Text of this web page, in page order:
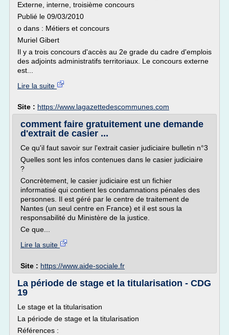
Externe, interne, troisième concours
Publié le 09/03/2010
o dans : Métiers et concours
Muriel Gibert
Il y a trois concours d'accès au 2e grade du cadre d'emplois
des adjoints administratifs territoriaux. Le concours externe
est...
Lire la suite
Site : https://www.lagazettedescommunes.com
comment faire gratuitement une demande
d'extrait de casier ...
Ce qu'il faut savoir sur l'extrait casier judiciaire bulletin n°3
Quelles sont les infos contenues dans le casier judiciaire
?
Concrètement, le casier judiciaire est un fichier
informatisé qui contient les condamnations pénales des
personnes. Il est géré par le centre de traitement de
Nantes (un seul centre en France) et il est sous la
responsabilité du Ministère de la justice.
Ce que...
Lire la suite
Site : https://www.aide-sociale.fr
La période de stage et la titularisation - CDG
19
Le stage et la titularisation
La période de stage et la titularisation
Références :